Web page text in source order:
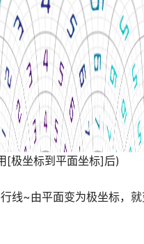
[极坐标到平面坐标]后)
线~由平面变为极坐标，